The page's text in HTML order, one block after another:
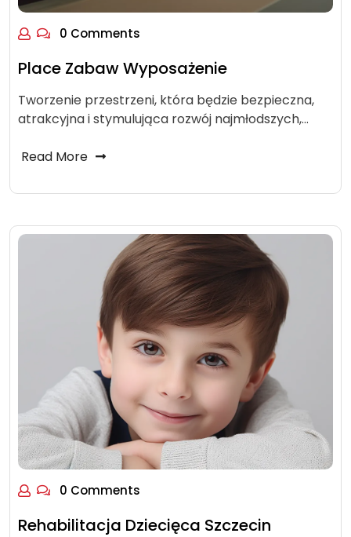
0 Comments
Place Zabaw Wyposażenie
Tworzenie przestrzeni, która będzie bezpieczna,
atrakcyjna i stymulująca rozwój najmłodszych,…
Read More
0 Comments
Rehabilitacja Dziecięca Szczecin